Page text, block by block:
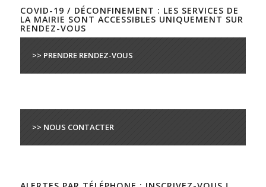
COVID-19 / DÉCONFINEMENT : LES SERVICES DE
LA MAIRIE SONT ACCESSIBLES UNIQUEMENT SUR
RENDEZ-VOUS
>> PRENDRE RENDEZ-VOUS
>> NOUS CONTACTER